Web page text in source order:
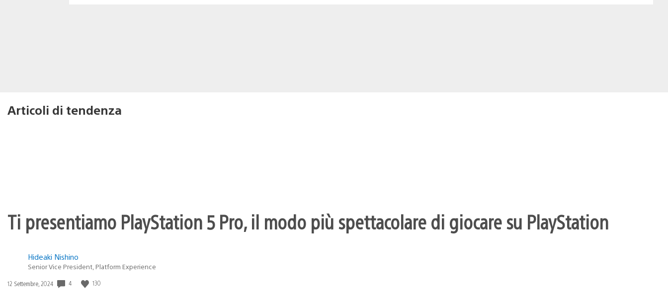
Articoli di tendenza
Ti presentiamo PlayStation 5 Pro, il modo più spettacolare di giocare su PlayStation
Hideaki Nishino
Senior Vice President, Platform Experience
Data
12 Settembre, 2024 4 130